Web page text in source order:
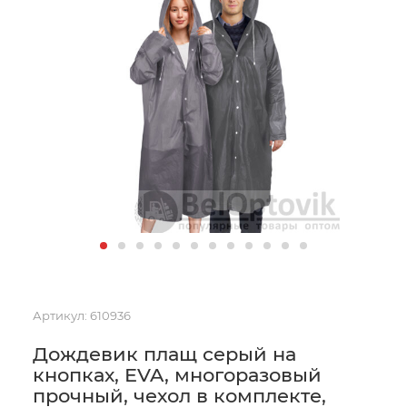
Артикул: 610936
Дождевик плащ серый на
кнопках, EVA, многоразовый
прочный, чехол в комплекте,